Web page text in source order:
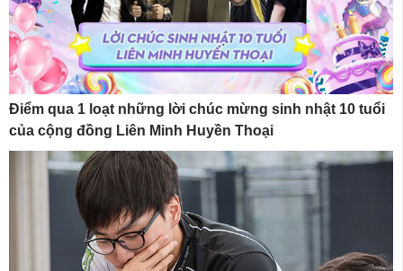
Điểm qua 1 loạt những lời chúc mừng sinh nhật 10 tuổi
của cộng đồng Liên Minh Huyền Thoại